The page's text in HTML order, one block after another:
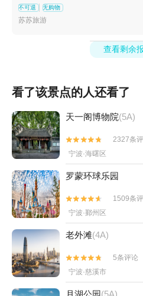
寺+宁波三江口+千丈岩+白水冲
+溪口斑竹漂流+石浦捕鱼+宁波
+宁波3D艺术节+宁波文化广场冰
邦体育场+罗蒙环球乐园+宁波大
方特东方神画+宁波本地玩乐+象
+岩头古村奇遇谷+宁波植物园+杭
堡+宁波文昌阁+溪口小洋房+妙高
待所+溪口老街+《梦回溪口》民
+东海半边山旅游度假区+宁波观
山月泉湾温泉馆+宁波麦卡公园+
+达人村+象山影视庄园+杭州湾海
分手照相馆+梅山湾冰雪大世界+
界+滕头德宝乐园+滕头生态旅游
村乐园+宁波半山伴水渡假村+象
【宁波】话剧《杏仁豆腐心》+梅
+宁波那须温泉+东钱湖游船+宁波
+宁波方特东方欲晓+宁波万象城
不可退 无购物
苏苏旅游
查看剩余
看了该景点的人还看了
天一阁博物院(5A)


2327条
宁波·海曙区
罗蒙环球乐园


1509条
宁波·鄞州区
老外滩(4A)


5条评论
宁波·慈溪市
月湖公园(5A)